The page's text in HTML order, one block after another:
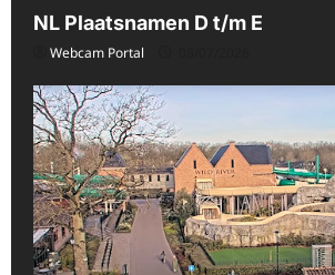
NL Plaatsnamen D t/m E
Webcam Portal